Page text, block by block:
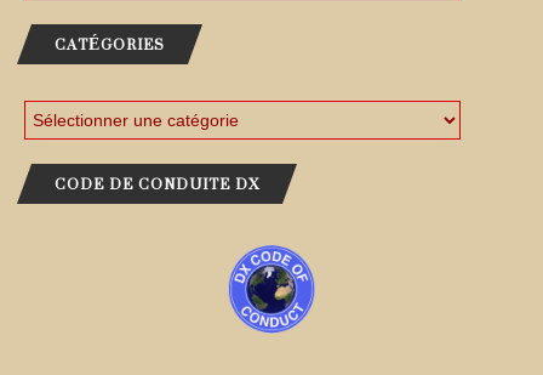
CATÉGORIES
CODE DE CONDUITE DX